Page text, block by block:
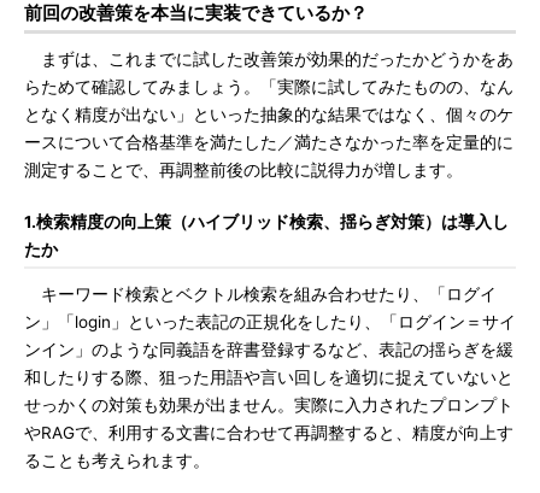
前回の改善策を本当に実装できているか？
まずは、これまでに試した改善策が効果的だったかどうかをあ
らためて確認してみましょう。「実際に試してみたものの、なん
となく精度が出ない」といった抽象的な結果ではなく、個々のケ
ースについて合格基準を満たした／満たさなかった率を定量的に
測定することで、再調整前後の比較に説得力が増します。
1.検索精度の向上策（ハイブリッド検索、揺らぎ対策）は導入し
たか
キーワード検索とベクトル検索を組み合わせたり、「ログイ
ン」「login」といった表記の正規化をしたり、「ログイン＝サイ
ンイン」のような同義語を辞書登録するなど、表記の揺らぎを緩
和したりする際、狙った用語や言い回しを適切に捉えていないと
せっかくの対策も効果が出ません。実際に入力されたプロンプト
やRAGで、利用する文書に合わせて再調整すると、精度が向上す
ることも考えられます。